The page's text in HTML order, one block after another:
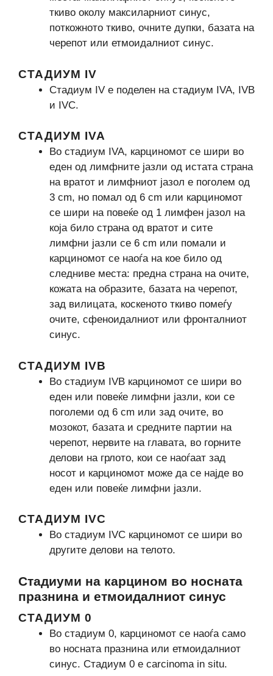
ткиво околу максиларниот синус,
поткожното ткиво, очните дупки, базата на
черепот или етмоидалниот синус.
СТАДИУМ IV
Стадиум IV е поделен на стадиум IVA, IVB
и IVC.
СТАДИУМ IVA
Во стадиум IVA, карциномот се шири во
еден од лимфните јазли од истата страна
на вратот и лимфниот јазол е поголем од
3 cm, но помал од 6 cm или карциномот
се шири на повеќе од 1 лимфен јазол на
која било страна од вратот и сите
лимфни јазли се 6 cm или помали и
карциномот се наоѓа на кое било од
следниве места: предна страна на очите,
кожата на образите, базата на черепот,
зад вилицата, коскеното ткиво помеѓу
очите, сфеноидалниот или фронталниот
синус.
СТАДИУМ IVB
Во стадиум IVB карциномот се шири во
еден или повеќе лимфни јазли, кои се
поголеми од 6 cm или зад очите, во
мозокот, базата и средните партии на
черепот, нервите на главата, во горните
делови на грлото, кои се наоѓаат зад
носот и карциномот може да се најде во
еден или повеќе лимфни јазли.
СТАДИУМ IVC
Во стадиум IVC карциномот се шири во
другите делови на телото.
Стадиуми на карцином во носната
празнина и етмоидалниот синус
СТАДИУМ 0
Во стадиум 0, карциномот се наоѓа само
во носната празнина или етмоидалниот
синус. Стадиум 0 е carcinoma in situ.